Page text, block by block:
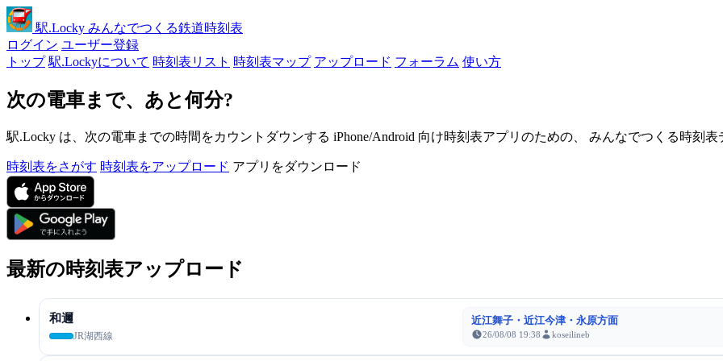
駅.Locky みんなでつくる鉄道時刻表
ログイン ユーザー登録
トップ 駅.Lockyについて 時刻表リスト 時刻表マップ アップロード フォーラム 使い方
次の電車まで、あと何分?
駅.Locky は、次の電車までの時間をカウントダウンする iPhone/Android 向け時刻表アプリのための、 みんなでつくる時刻表
時刻表をさがす 時刻表をアップロード アプリをダウンロード
最新の時刻表アップロード
和邇
JR湖西線
近江舞子・近江今津・永原方面
26/08/08 19:38 koseilineb